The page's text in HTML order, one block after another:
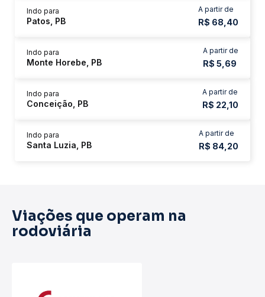
A partir de
R$ 68,40
Indo para
Patos, PB
A partir de
R$ 5,69
Indo para
Monte Horebe, PB
A partir de
R$ 22,10
Indo para
Conceição, PB
A partir de
R$ 84,20
Indo para
Santa Luzia, PB
Viações que operam na
rodoviária